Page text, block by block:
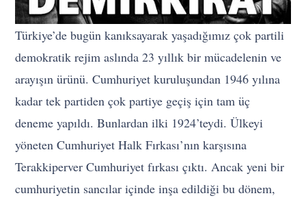
Türkiye’de bugün kanıksayarak yaşadığımız çok partili
demokratik rejim aslında 23 yıllık bir mücadelenin ve
arayışın ürünü. Cumhuriyet kuruluşundan 1946 yılına
kadar tek partiden çok partiye geçiş için tam üç
deneme yapıldı. Bunlardan ilki 1924’teydi. Ülkeyi
yöneten Cumhuriyet Halk Fırkası’nın karşısına
Terakkiperver Cumhuriyet fırkası çıktı. Ancak yeni bir
cumhuriyetin sancılar içinde inşa edildiği bu dönem,